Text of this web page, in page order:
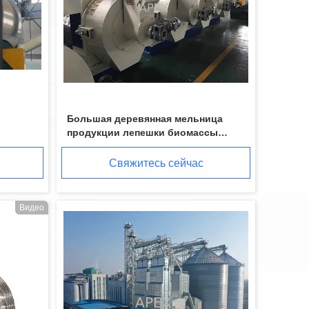
Большая деревянная мельница
продукции лепешки биомассы
машины 200KW мельницы лепешки
Свяжитесь сейчас
Видео
Шлифовальный станок SFSP молотковой дробилки дробилки раковины стерженя ладони 110 X 95MM